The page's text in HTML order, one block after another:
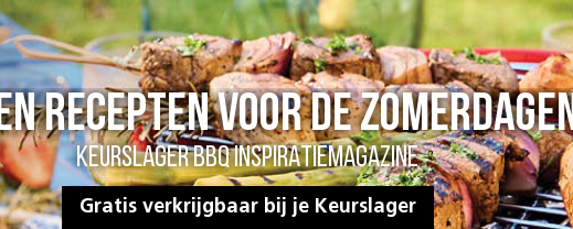
recepten voor de
KEURSLAGER BBQ INSPIRATIEMAGAZINE
Gratis verkrijgbaar bij je Keurslager